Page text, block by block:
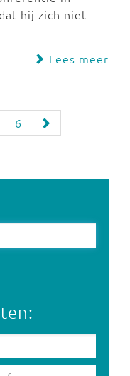
hij zich niet
Lees meer
6